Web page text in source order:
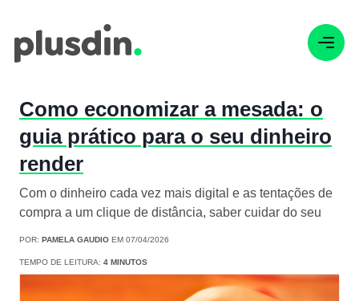
Como economizar a mesada: o
guia prático para o seu dinheiro
render
Com o dinheiro cada vez mais digital e as tentações de
compra a um clique de distância, saber cuidar do seu
POR: PAMELA GAUDIO EM 07/04/2026
TEMPO DE LEITURA: 4 MINUTOS